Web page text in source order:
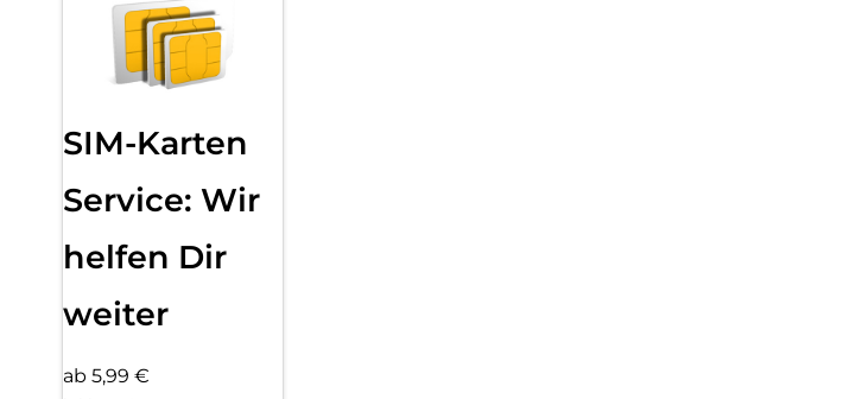
SIM-Karten
Service: Wir
helfen Dir
weiter
ab 5,99 €